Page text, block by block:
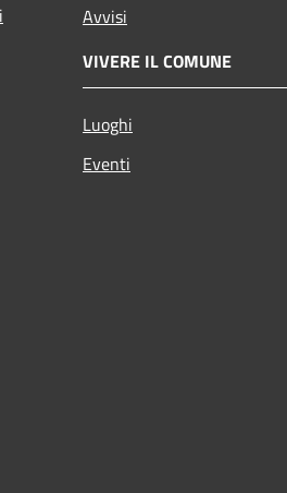
Avvisi
VIVERE IL COMUNE
Luoghi
Eventi